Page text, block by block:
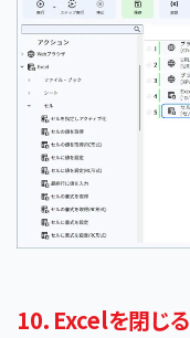
10．Excelを閉じる